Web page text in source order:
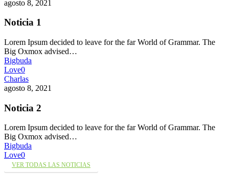
agosto 8, 2021
Noticia 1
Lorem Ipsum decided to leave for the far World of Grammar. The
Big Oxmox advised…
Bigbuda
Love0
Charlas
agosto 8, 2021
Noticia 2
Lorem Ipsum decided to leave for the far World of Grammar. The
Big Oxmox advised…
Bigbuda
Love0
VER TODAS LAS NOTICIAS